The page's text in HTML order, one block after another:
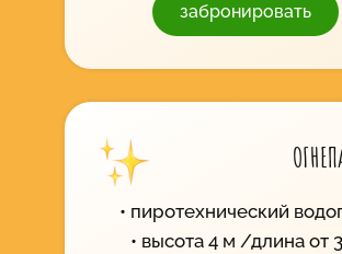
забронировать
пиротехнический
высота 4 м /длина от